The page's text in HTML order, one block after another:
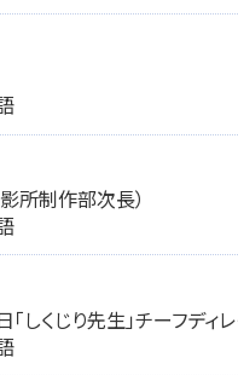
所制作部次長）
くじり先生」チーフディレ